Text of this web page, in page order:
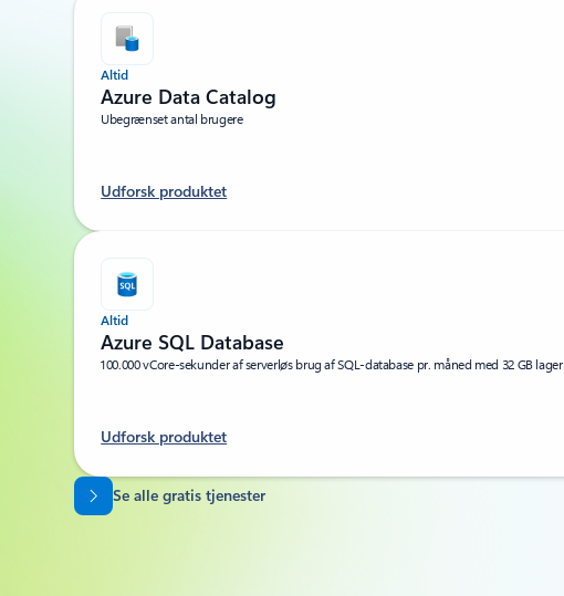
Altid
Azure Data Catalog
Ubegrænset antal brugere
Udforsk produktet
Altid
Azure SQL Database
100.000 vCore-sekunder af serverløs brug af SQL-database pr. måned med 32 GB lager
Udforsk produktet
Tilbage til faner
Se alle gratis tjenester